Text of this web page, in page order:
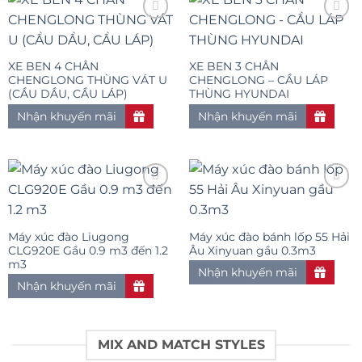
XE BEN 4 CHÂN
CHENGLONG THÙNG VÁT U
(CẦU DẦU, CẦU LÁP)
Nhận khuyến mãi
XE BEN 3 CHÂN
CHENGLONG – CẦU LÁP
THÙNG HYUNDAI
Nhận khuyến mãi
Máy xúc đào Liugong
CLG920E Gầu 0.9 m3 đến 1.2
m3
Nhận khuyến mãi
wishlist
Máy xúc đào bánh lốp 55 Hải
Âu Xinyuan gầu 0.3m3
Nhận khuyến mãi
MIX AND MATCH STYLES